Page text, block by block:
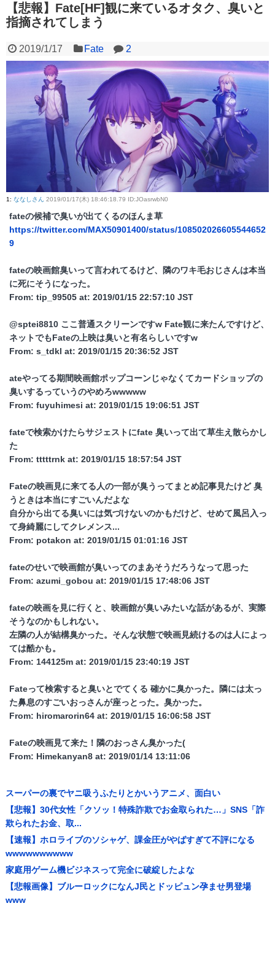
【悲報】Fate[HF]観に来ているオタク、臭いと
指摘されてしまう
2019/1/17 Fate 2
1: ななしさん 2019/01/17(木) 18:46:18.79 ID:JOasrwbN0
fateの候補で臭いが出てくるのほんま草
https://twitter.com/MAX50901400/status/108502026605544652
9
fateの映画館臭いって言われてるけど、隣のワキ毛おじさんは本当
に死にそうになった。
From: tip_99505 at: 2019/01/15 22:57:10 JST
@sptei8810 ここ普通スクリーンですw Fate観に来たんですけど、
ネットでもFateの上映は臭いと有名らしいですw
From: s_tdkl at: 2019/01/15 20:36:52 JST
ateやってる期間映画館ポップコーンじゃなくてカードショップの
臭いするっていうのやめろwwwww
From: fuyuhimesi at: 2019/01/15 19:06:51 JST
fateで検索かけたらサジェストにfate 臭いって出て草生え散らかし
た
From: tttttrnk at: 2019/01/15 18:57:54 JST
Fateの映画見に来てる人の一部が臭うってまとめ記事見たけど 臭
うときは本当にすごいんだよな
自分から出てる臭いには気づけないのかもだけど、せめて風呂入っ
て身綺麗にしてクレメンス...
From: potakon at: 2019/01/15 01:01:16 JST
fateのせいで映画館が臭いってのまあそうだろうなって思った
From: azumi_gobou at: 2019/01/15 17:48:06 JST
fateの映画を見に行くと、映画館が臭いみたいな話があるが、実際
そうなのかもしれない。
左隣の人が結構臭かった。そんな状態で映画見続けるのは人によっ
ては酷かも。
From: 144125m at: 2019/01/15 23:40:19 JST
Fateって検索すると臭いとでてくる 確かに臭かった。隣には太っ
た鼻息のすごいおっさんが座っとった。臭かった。
From: hiromarorin64 at: 2019/01/15 16:06:58 JST
Fateの映画見て来た！隣のおっさん臭かった(
From: Himekanyan8 at: 2019/01/14 13:11:06
スーパーの裏でヤニ吸うふたりとかいうアニメ、面白い
【悲報】30代女性「クソッ！特殊詐欺でお金取られた…」SNS「詐
欺られたお金、取...
【速報】ホロライブのソシャゲ、課金圧がやばすぎて不評になる
wwwwwwwwww
家庭用ゲーム機ビジネスって完全に破綻したよな
【悲報画像】ブルーロックになんJ民とドッピュン孕ませ男登場
www